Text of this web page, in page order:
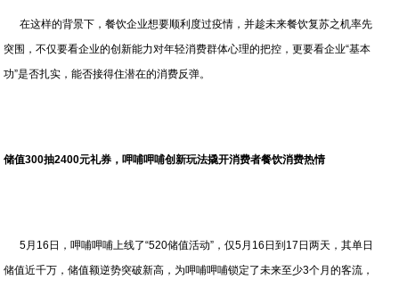
在这样的背景下，餐饮企业想要顺利度过疫情，并趁未来餐饮复苏之机率先
突围，不仅要看企业的创新能力对年轻消费群体心理的把控，更要看企业“基本
功”是否扎实，能否接得住潜在的消费反弹。
储值300抽2400元礼券，呷哺呷哺创新玩法撬开消费者餐饮消费热情
5月16日，呷哺呷哺上线了“520储值活动”，仅5月16日到17日两天，其单日
储值近千万，储值额逆势突破新高，为呷哺呷哺锁定了未来至少3个月的客流，